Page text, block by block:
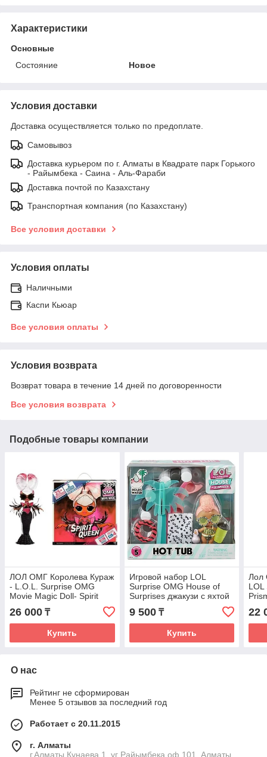
Характеристики
Основные
Состояние
Новое
Условия доставки
Доставка осуществляется только по предоплате.
Самовывоз
Доставка курьером по г. Алматы в Квадрате парк Горького
- Райымбека - Саина - Аль-Фараби
Доставка почтой по Казахстану
Транспортная компания (по Казахстану)
Все условия доставки
Условия оплаты
Наличными
Каспи Кьюар
Все условия оплаты
Условия возврата
Возврат товара в течение 14 дней по договоренности
Все условия возврата
Подобные товары компании
ЛОЛ ОМГ Королева Кураж
- L.O.L. Surprise OMG
Movie Magic Doll- Spirit
26 000 ₸
Купить
Игровой набор LOL
Surprise OMG House of
Surprises джакузи с яхтой
и 8 сюрпризами
9 500₸
Купить
Лол
LOL
22
О нас
Рейтинг не сформирован
Менее 5 отзывов за последний год
Работает с 20.11.2015
г. Алматы
г.Алматы Кунаева 1, уг Райымбека оф.101, Алматы,